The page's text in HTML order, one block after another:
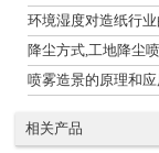
环境湿度对造纸行
降尘方式,工地降尘
喷雾造景的原理和
相关产品